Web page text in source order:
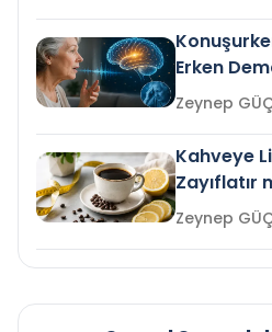
Erken
mi?
Kahveye
Zayıflatır